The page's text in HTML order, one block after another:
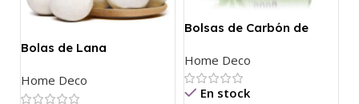
Bolas de Lana
Home Deco
Bolsas de Carbón de
Home Deco
En stock